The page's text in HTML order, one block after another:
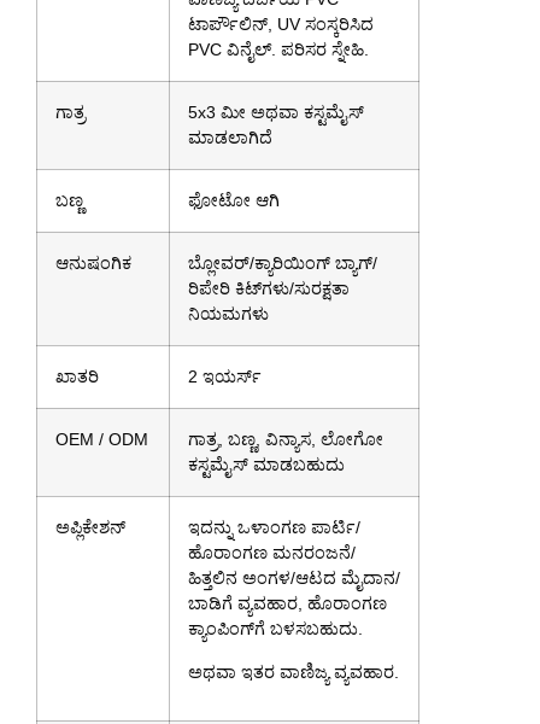
ಟಾರ್ಪೌಲಿನ್, UV ಸಂಸ್ಕರಿಸಿದ
PVC ವಿನೈಲ್. ಪರಿಸರ ಸ್ನೇಹಿ.
ಗಾತ್ರ
5x3 ಮೀ ಅಥವಾ ಕಸ್ಟಮೈಸ್
ಮಾಡಲಾಗಿದೆ
ಬಣ್ಣ ಫೋಟೋ ಆಗಿ
ಆನುಷಂಗಿಕ
ಬ್ಲೋವರ್/ಕ್ಯಾರಿಯಿಂಗ್ ಬ್ಯಾಗ್/
ರಿಪೇರಿ ಕಿಟ್‌ಗಳು/ಸುರಕ್ಷತಾ
ನಿಯಮಗಳು
ಖಾತರಿ 2 ಇಯರ್ಸ್
OEM / ODM
ಗಾತ್ರ, ಬಣ್ಣ, ವಿನ್ಯಾಸ, ಲೋಗೋ
ಕಸ್ಟಮೈಸ್ ಮಾಡಬಹುದು
ಅಪ್ಲಿಕೇಶನ್
ಇದನ್ನು ಒಳಾಂಗಣ ಪಾರ್ಟಿ/
ಹೊರಾಂಗಣ ಮನರಂಜನೆ/
ಹಿತ್ತಲಿನ ಅಂಗಳ/ಆಟದ ಮೈದಾನ/
ಬಾಡಿಗೆ ವ್ಯವಹಾರ, ಹೊರಾಂಗಣ
ಕ್ಯಾಂಪಿಂಗ್‌ಗೆ ಬಳಸಬಹುದು.
ಅಥವಾ ಇತರ ವಾಣಿಜ್ಯ ವ್ಯವಹಾರ.